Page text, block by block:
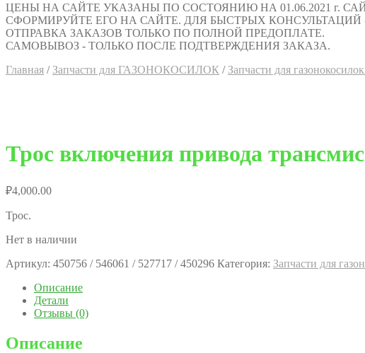
ЦЕНЫ НА САЙТЕ УКАЗАНЫ ПО СОСТОЯНИЮ НА 01.06.2021 г.
СФОРМИРУЙТЕ ЕГО НА САЙТЕ. ДЛЯ БЫСТРЫХ КОНСУЛЬТАЦИЙ -
ОТПРАВКА ЗАКАЗОВ ТОЛЬКО ПО ПОЛНОЙ ПРЕДОПЛАТЕ.
САМОВЫВОЗ - ТОЛЬКО ПОСЛЕ ПОДТВЕРЖДЕНИЯ ЗАКАЗА.
Главная / Запчасти для ГАЗОНОКОСИЛОК / Запчасти для
Трос включения привода
₽4,000.00
Трос.
Нет в наличии
Артикул: 450756 / 546061 / 527717 / 450296 Категория: Запчасти для
Описание
Детали
Отзывы (0)
Описание